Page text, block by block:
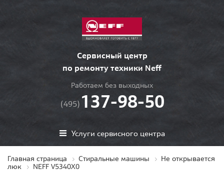
Сервисный центр
по ремонту техники Neff
Работаем без выходных
(495) 137-98-50
Услуги сервисного центра
Главная страница Стиральные машины
Не открывается
люк
NEFF V5340X0